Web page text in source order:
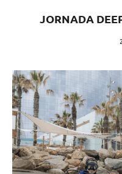
JORNADA